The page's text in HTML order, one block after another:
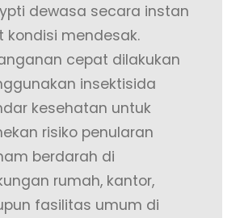
dewasa secara instan
kondisi mendesak.
cepat dilakukan
insektisida
kesehatan untuk
risiko penularan
berdarah di
rumah, kantor,
fasilitas umum di